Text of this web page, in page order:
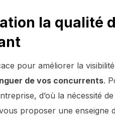
la qualité
pour améliorer la
de vos concurrents.
d’où la nécessité de
proposer une enseigne